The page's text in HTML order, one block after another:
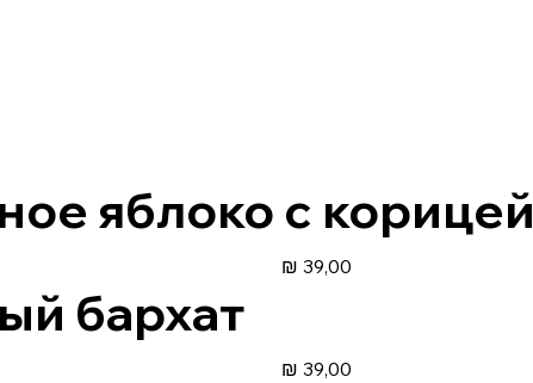
яблоко с корицей
39,00 ₪
бархат
39,00 ₪